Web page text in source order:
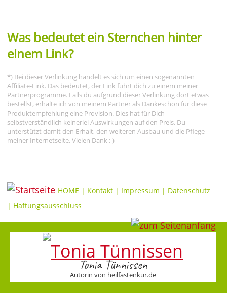
Was bedeutet ein Sternchen hinter
einem Link?
*) Bei dieser Verlinkung handelt es sich um einen sogenannten
Affiliate-Link. Das bedeutet, der Link führt dich zu einem meiner
Partnerprogramme. Falls du aufgrund dieser Verlinkung dort etwas
bestellst, erhalte ich von meinem Partner als Dankeschön für diese
Produktempfehlung eine Provision. Dies hat für Dich
selbstverständlich keinerlei Auswirkungen auf den Preis. Du
unterstützt damit den Erhalt, den weiteren Ausbau und die Pflege
meiner Internetseite. Vielen Dank :-)
HOME | Kontakt | Impressum | Datenschutz
| Haftungsausschluss
Tonia Tünnissen
Autorin von heilfastenkur.de